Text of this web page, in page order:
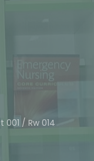
001 / Rw 014